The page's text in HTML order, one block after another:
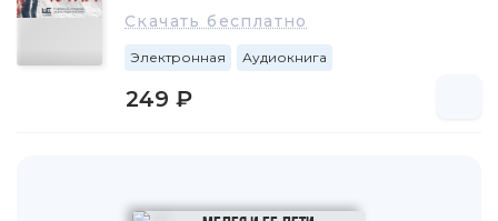
Скачать бесплатно
Электронная Аудиокнига
249 ₽